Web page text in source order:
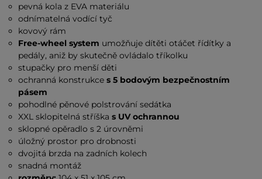
pevná kola z EVA materiálu
odnímatelná vodící tyč
kovový rám
Free-wheel system umožňuje dítěti otáčet řídítky a
pedály, aniž by skutečně ovládalo tříkolku
stupačky pro menší děti
ochranná konstrukces 5 bodovým bezpečnostním
pásem
pohodlné pěnové polstrování sedátka
XXL sklopitelná stříškas UV ochrannou
sklopné opěradlo s 2 úrovněmi
úložný prostor pro drobnosti
dvojitá brzda na zadních kolech
snadná montáž